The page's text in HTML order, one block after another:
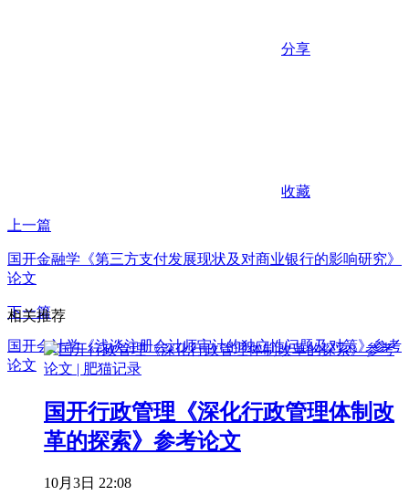
分享
收藏
上一篇
国开金融学《第三方支付发展现状及对商业银行的影响研究》
论文
下一篇
国开会计学《浅谈注册会计师审计的独立性问题及对策》参考
论文
相关推荐
国开行政管理《深化行政管理体制改
革的探索》参考论文
10月3日 22:08